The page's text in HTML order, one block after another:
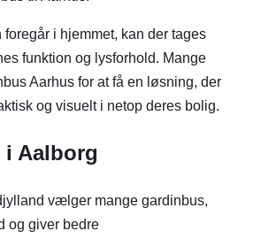
foregår i hjemmet, kan der tages
funktion og lysforhold. Mange
Aarhus for at få en løsning, der
og visuelt i netop deres bolig.
Aalborg
vælger mange gardinbus,
og giver bedre